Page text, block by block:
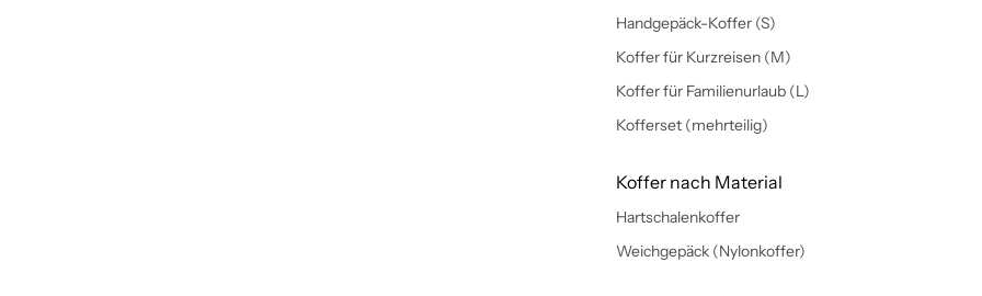
Handgepäck-Koffer (S)
Koffer für Kurzreisen (M)
Koffer für Familienurlaub (L)
Kofferset (mehrteilig)
Koffer nach Material
Hartschalenkoffer
Weichgepäck (Nylonkoffer)